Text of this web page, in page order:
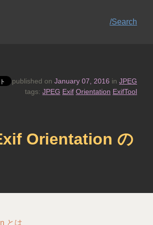
/Search
published on January 07, 2016 in JPEG
tags: JPEG Exif Orientation ExifTool
Orientation の
とは